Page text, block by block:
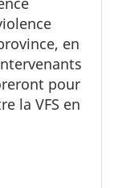
en
pour
la VFS en